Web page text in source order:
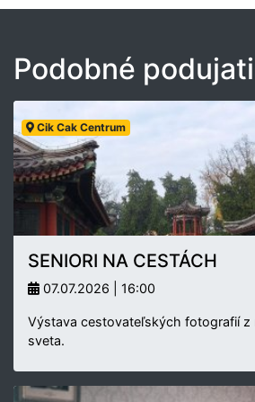
Podobné
Cik Cak Centrum
SENIORI NA CESTÁCH
07.07.2026 | 16:00
Výstava cestovateľských fotografií z
sveta.